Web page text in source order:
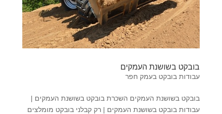
בובקט בשושנת העמקים
עבודות בובקט בעמק חפר
בובקט בשושנת העמקים השכרת בובקט בשושנת העמקים |
עבודות בובקט בשושנת העמקים | רק קבלני בובקט מומלצים